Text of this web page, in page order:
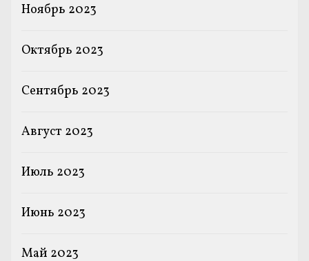
Ноябрь 2023
Октябрь 2023
Сентябрь 2023
Август 2023
Июль 2023
Июнь 2023
Май 2023